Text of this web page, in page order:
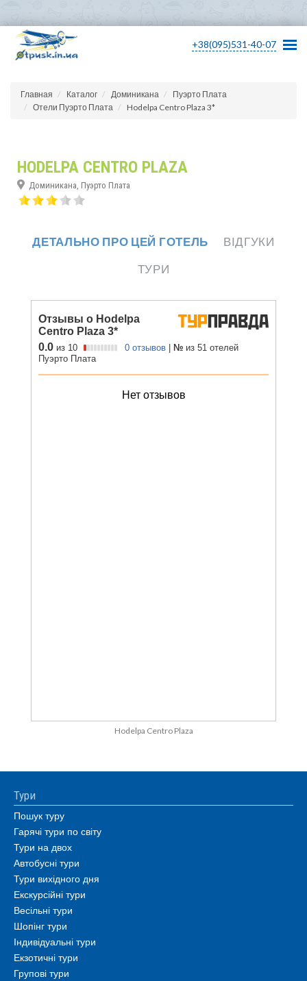
+38(095)531-40-07
Главная Каталог Доминикана
Пуэрто Плата
Отели Пуэрто Плата
Hodelpa Centro Plaza 3*
HODELPA CENTRO PLAZA
Доминикана, Пуэрто Плата
ДЕТАЛЬНО ПРО ЦЕЙ ГОТЕЛЬ
ВІДГУКИ
ТУРИ
Hodelpa Centro Plaza
Тури
Пошук туру
Гарячі тури по світу
Тури на двох
Автобусні тури
Тури вихідного дня
Екскурсійні тури
Весільні тури
Шопінг тури
Індивідуальні тури
Екзотичні тури
Групові тури